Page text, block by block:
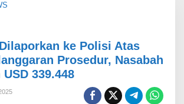
U
O
B
i
ke Polisi Atas
Prosedur, Nasabah
339.448